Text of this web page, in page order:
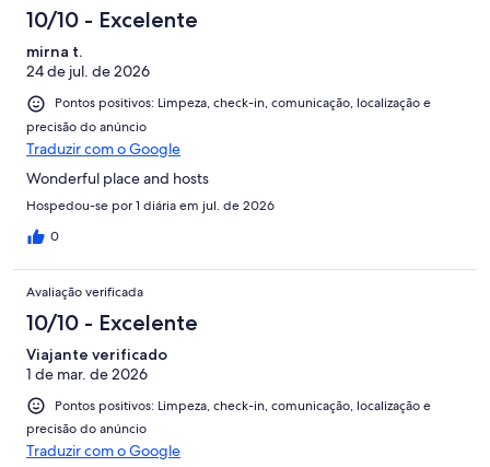
10/10 - Excelente
mirna t.
24 de jul. de 2026
Pontos positivos: Limpeza, check-in, comunicação, localização e
precisão do anúncio
Traduzir com o Google
Wonderful place and hosts
Hospedou-se por 1 diária em jul. de 2026
0
Avaliação verificada
10/10 - Excelente
Viajante verificado
1 de mar. de 2026
Pontos positivos: Limpeza, check-in, comunicação, localização e
precisão do anúncio
Traduzir com o Google